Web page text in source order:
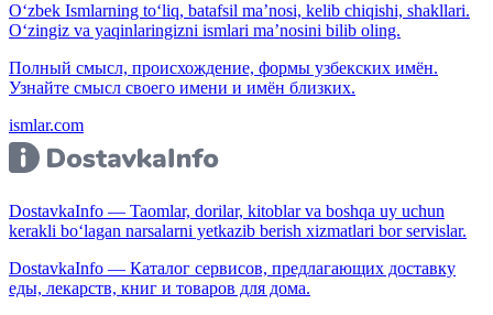
O‘zbek Ismlarning to‘liq, batafsil ma’nosi, kelib chiqishi, shakllari.
O‘zingiz va yaqinlaringizni ismlari ma’nosini bilib oling.
Полный смысл, происхождение, формы узбекских имён.
Узнайте смысл своего имени и имён близких.
ismlar.com
DostavkaInfo — Taomlar, dorilar, kitoblar va boshqa uy uchun
kerakli bo‘lagan narsalarni yetkazib berish xizmatlari bor servislar.
DostavkaInfo — Каталог сервисов, предлагающих доставку
еды, лекарств, книг и товаров для дома.